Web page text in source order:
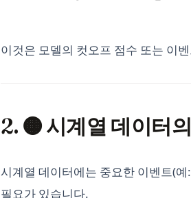
이것은 모델의 컷오프 점수 또는 이
2. 🟠 시계열 데이터
시계열 데이터에는 중요한 이벤트(
필요가 있습니다.